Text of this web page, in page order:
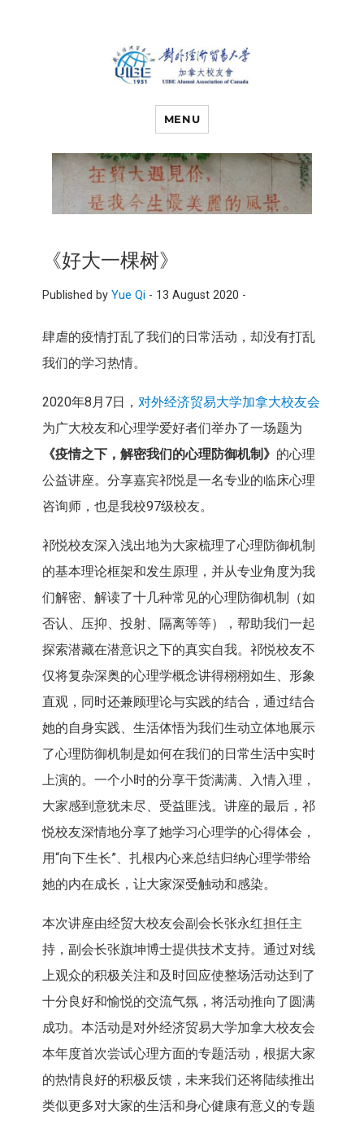
对外经济贸易
大学加拿大校
友会
MENU
《好大一棵树》
Published by Yue Qi - 13 August 2020 -
肆虐的疫情打乱了我们的日常活动，却没有打乱
我们的学习热情。
2020年8月7日， 对外经济贸易大学加拿大校友会
为广大校友和心理学爱好者们举办了一场题为
《疫情之下，解密我们的心理防御机制》 的心理
公益讲座。分享嘉宾祁悦是一名专业的临床心理
咨询师，也是我校97级校友。
祁悦校友深入浅出地为大家梳理了心理防御机制
的基本理论框架和发生原理，并从专业角度为我
们解密、解读了十几种常见的心理防御机制（如
否认、压抑、投射、隔离等等），帮助我们一起
探索潜藏在潜意识之下的真实自我。祁悦校友不
仅将复杂深奥的心理学概念讲得栩栩如生、形象
直观，同时还兼顾理论与实践的结合，通过结合
她的自身实践、生活体悟为我们生动立体地展示
了心理防御机制是如何在我们的日常生活中实时
上演的。一个小时的分享干货满满、入情入理，
大家感到意犹未尽、受益匪浅。讲座的最后，祁
悦校友深情地分享了她学习心理学的心得体会，
用“向下生长”、扎根内心来总结归纳心理学带给
她的内在成长，让大家深受触动和感染。
本次讲座由经贸大校友会副会长张永红担任主
持，副会长张旗坤博士提供技术支持。通过对线
上观众的积极关注和及时回应使整场活动达到了
十分良好和愉悦的交流气氛，将活动推向了圆满
成功。本活动是对外经济贸易大学加拿大校友会
本年度首次尝试心理方面的专题活动，根据大家
的热情良好的积极反馈，未来我们还将陆续推出
类似更多对大家的生活和身心健康有意义的专题